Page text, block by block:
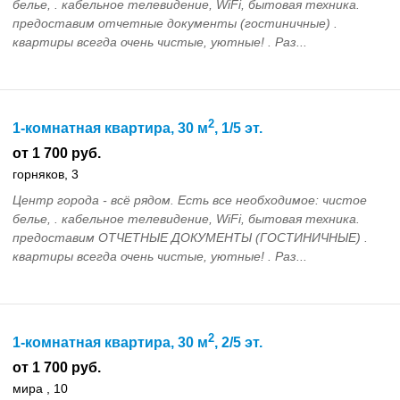
белье, . кабельное телевидение, WiFi, бытовая техника.
предоставим отчетные документы (гостиничные) .
квартиры всегда очень чистые, уютные! . Раз...
1-комнатная квартира, 30 м2, 1/5 эт.
от 1 700 руб.
горняков, 3
Центр города - всё рядом. Есть все необходимое: чистое
белье, . кабельное телевидение, WiFi, бытовая техника.
предоставим ОТЧЕТНЫЕ ДОКУМЕНТЫ (ГОСТИНИЧНЫЕ) .
квартиры всегда очень чистые, уютные! . Раз...
1-комнатная квартира, 30 м2, 2/5 эт.
от 1 700 руб.
мира , 10